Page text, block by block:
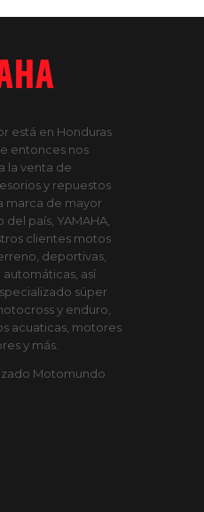
está en Honduras
entonces nos
la venta de
y repuestos
marca de mayor
país, YAMAHA,
clientes motos
deportivas,
así
súper
y enduro,
acuaticas, motores
y más.
Motomundo